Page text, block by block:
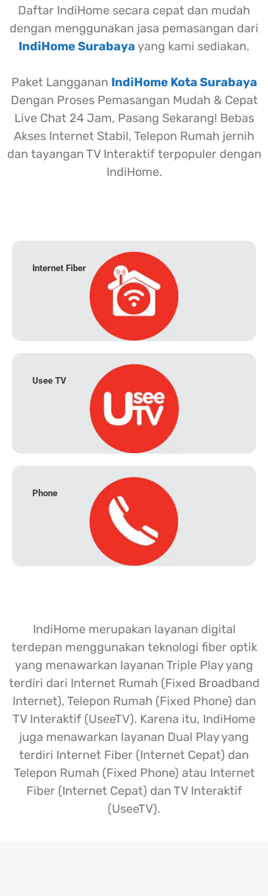
Daftar IndiHome secara cepat dan mudah
dengan menggunakan jasa pemasangan dari
IndiHome Surabaya yang kami sediakan.
Paket Langganan IndiHome Kota Surabaya
Dengan Proses Pemasangan Mudah & Cepat
Live Chat 24 Jam, Pasang Sekarang! Bebas
Akses Internet Stabil, Telepon Rumah jernih
dan tayangan TV Interaktif terpopuler dengan
IndiHome.
Internet Fiber
Usee TV
Phone
IndiHome merupakan layanan digital
terdepan menggunakan teknologi fiber optik
yang menawarkan layanan Triple Play yang
terdiri dari Internet Rumah (Fixed Broadband
Internet), Telepon Rumah (Fixed Phone) dan
TV Interaktif (UseeTV). Karena itu, IndiHome
juga menawarkan layanan Dual Play yang
terdiri Internet Fiber (Internet Cepat) dan
Telepon Rumah (Fixed Phone) atau Internet
Fiber (Internet Cepat) dan TV Interaktif
(UseeTV).